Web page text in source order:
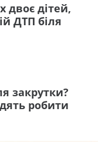
двоє дітей,
ДТП біля
закрутки?
робити